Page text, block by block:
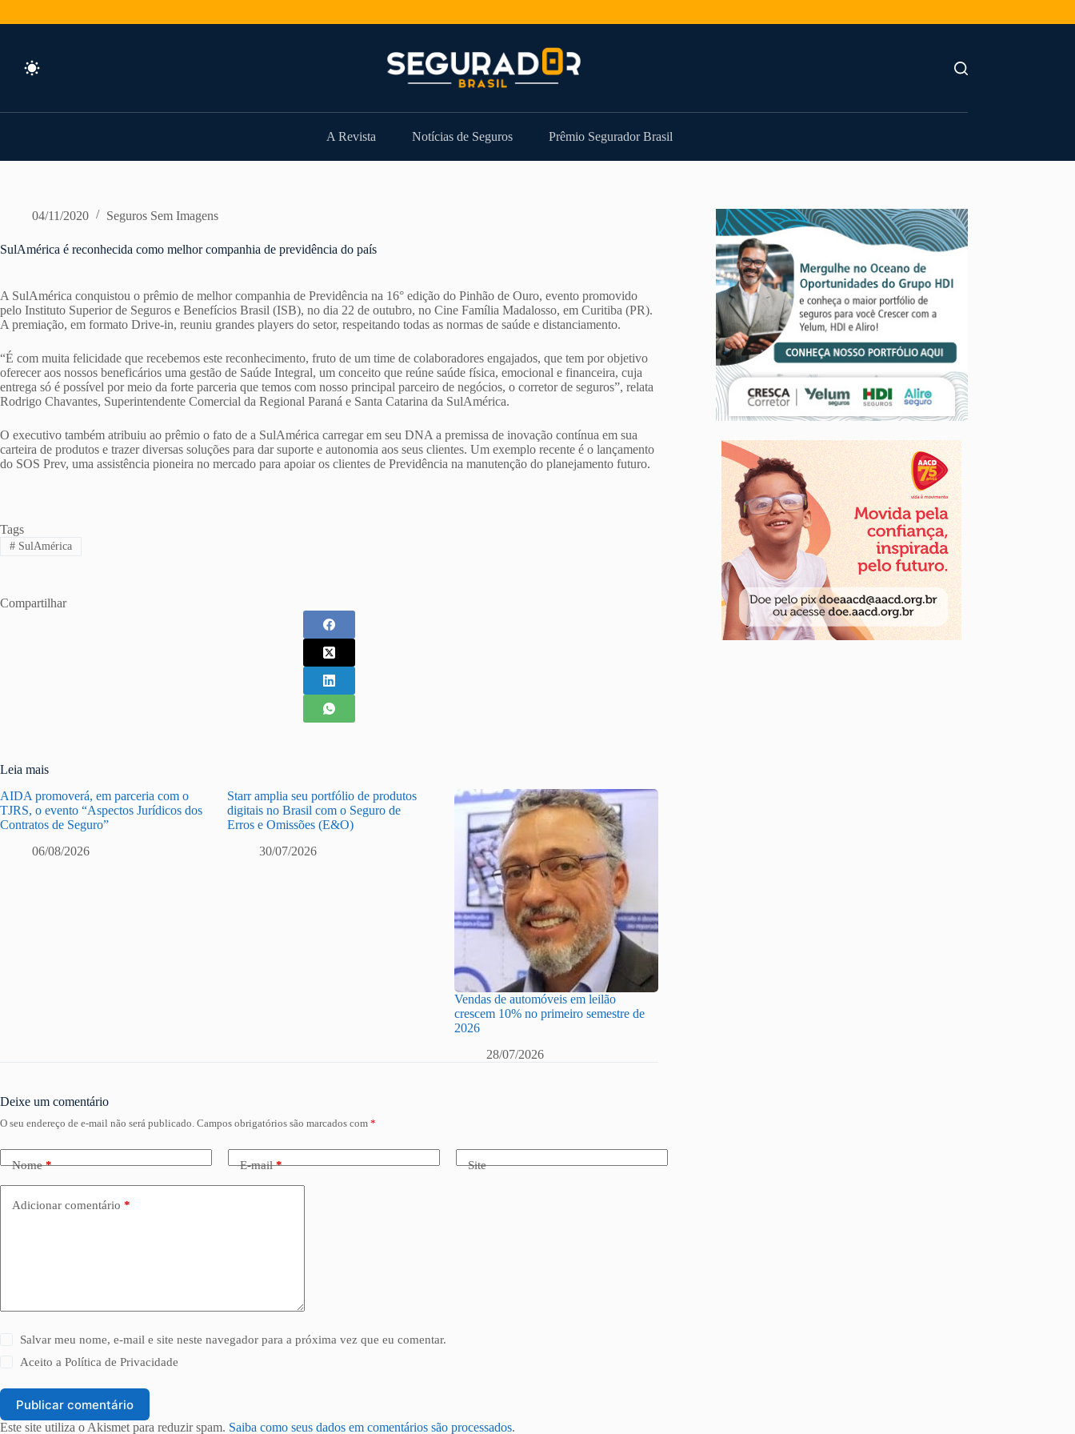
A Revista Notícias de Seguros Prêmio Segurador Brasil
04/11/2020 Seguros Sem Imagens
SulAmérica é reconhecida como melhor companhia de previdência do país
A SulAmérica conquistou o prêmio de melhor companhia de Previdência na 16° edição do Pinhão de Ouro, evento promovido
pelo Instituto Superior de Seguros e Benefícios Brasil (ISB), no dia 22 de outubro, no Cine Família Madalosso, em Curitiba (PR).
A premiação, em formato Drive-in, reuniu grandes players do setor, respeitando todas as normas de saúde e distanciamento.
“É com muita felicidade que recebemos este reconhecimento, fruto de um time de colaboradores engajados, que tem por objetivo
oferecer aos nossos beneficários uma gestão de Saúde Integral, um conceito que reúne saúde física, emocional e financeira, cuja
entrega só é possível por meio da forte parceria que temos com nosso principal parceiro de negócios, o corretor de seguros”, relata
Rodrigo Chavantes, Superintendente Comercial da Regional Paraná e Santa Catarina da SulAmérica.
O executivo também atribuiu ao prêmio o fato de a SulAmérica carregar em seu DNA a premissa de inovação contínua em sua
carteira de produtos e trazer diversas soluções para dar suporte e autonomia aos seus clientes. Um exemplo recente é o lançamento
do SOS Prev, uma assistência pioneira no mercado para apoiar os clientes de Previdência na manutenção do planejamento futuro.
Tags
#SulAmérica
Compartilhar
Leia mais
AIDA promoverá, em parceria com o
TJRS, o evento “Aspectos Jurídicos dos
Contratos de Seguro”
06/08/2026
Starr amplia seu portfólio de produtos
digitais no Brasil com o Seguro de
Erros e Omissões (E&O)
30/07/2026
Vendas de automóveis em leilão
crescem 10% no primeiro semestre de
2026
28/07/2026
Deixe um comentário
O seu endereço de e-mail não será publicado. Campos obrigatórios são marcados com *
Nome* E-mail* Site
Adicionar comentário *
Salvar meu nome, e-mail e site neste navegador para a próxima vez que eu comentar.
Aceito aPolítica de Privacidade
Publicar comentário
Este site utiliza o Akismet para reduzir spam. Saiba como seus dados em comentários são processados.